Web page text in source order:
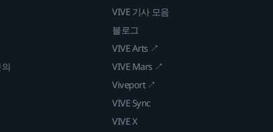
VIVE 기사 모음
블로그
VIVE Arts ↗
VIVE Mars ↗
Viveport ↗
VIVE Sync
VIVE X